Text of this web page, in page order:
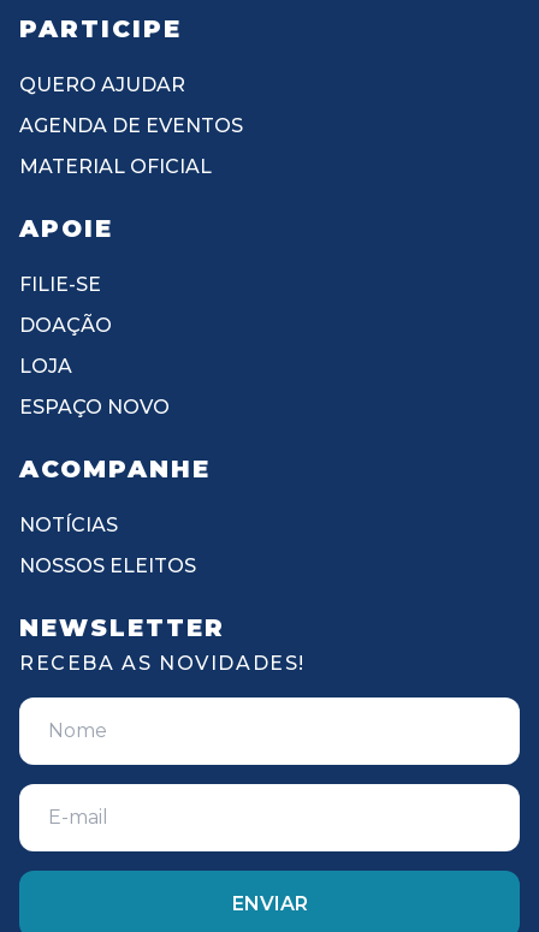
PARTICIPE
QUERO AJUDAR
AGENDA DE EVENTOS
MATERIAL OFICIAL
APOIE
FILIE-SE
DOAÇÃO
LOJA
ESPAÇO NOVO
ACOMPANHE
NOTÍCIAS
NOSSOS ELEITOS
NEWSLETTER
RECEBA AS NOVIDADES!